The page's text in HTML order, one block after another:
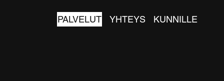
PALVELUT YHTEYS KUNNILLE